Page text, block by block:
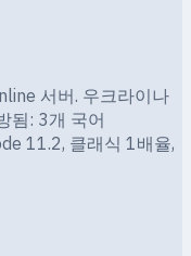
서버. 우크라이나
됨: 3개 국어
11.2, 클래식 1배율,